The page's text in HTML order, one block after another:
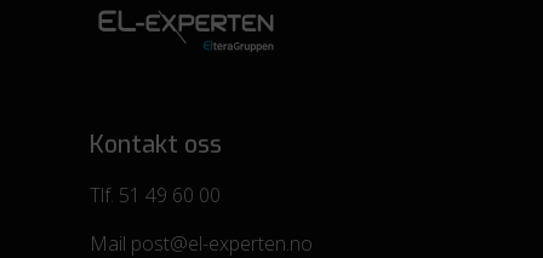
Kontakt oss
Tlf. 51 49 60 00
Mail post@el-experten.no